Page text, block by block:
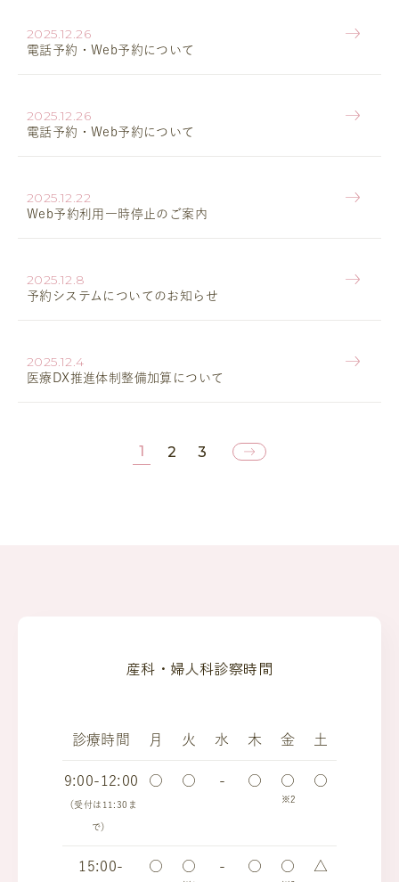
2025.12.26
電話予約・Web予約について
2025.12.26
電話予約・Web予約について
2025.12.22
Web予約利用一時停止のご案内
2025.12.8
予約システムについてのお知らせ
2025.12.4
医療DX推進体制整備加算について
1 2 3
産科・婦人科診察時間
診療時間 月 火 水 木 金 土
9:00-12:00
（受付は11:30ま
で）
○ ○ - ○ ○
※2
○
15:00-
○ ○ - ○ ○ △